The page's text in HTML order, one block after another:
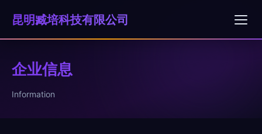
昆明臧培科技有限公司
企业信息
Information